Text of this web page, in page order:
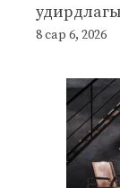
8 сар 6, 2026